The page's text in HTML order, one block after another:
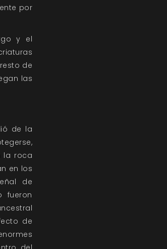
por
y el
de
las
de la
la roca
en los
de
fueron
de